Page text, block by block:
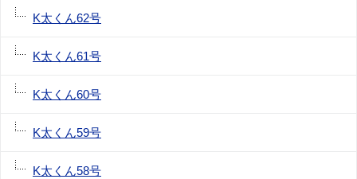
K太くん62号
K太くん61号
K太くん60号
K太くん59号
K太くん58号